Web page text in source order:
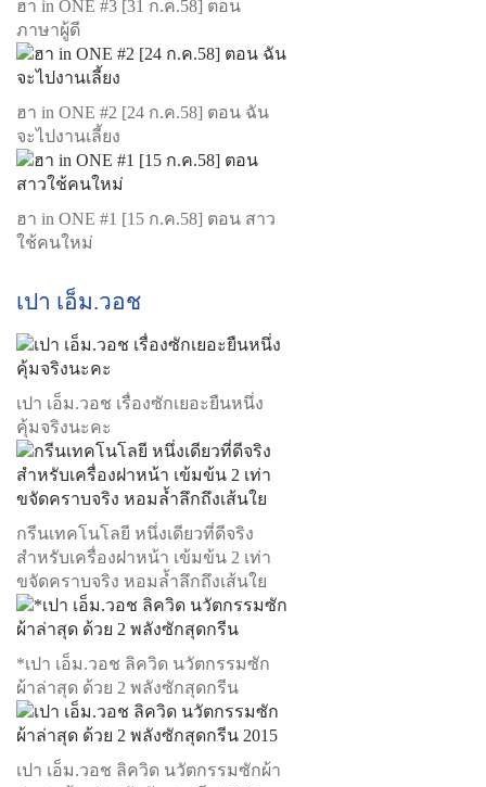
ฮา in ONE #3 [31 ก.ค.58] ตอน
ภาษาผู้ดี
ฮา in ONE #2 [24 ก.ค.58] ตอน ฉัน
จะไปงานเลี้ยง
ฮา in ONE #1 [15 ก.ค.58] ตอน สาว
ใช้คนใหม่
เปา เอ็ม.วอช
เปา เอ็ม.วอช เรื่องซักเยอะยืนหนึ่ง
คุ้มจริงนะคะ
กรีนเทคโนโลยี หนึ่งเดียวที่ดีจริง
สำหรับเครื่องฝาหน้า เข้มข้น 2 เท่า
ขจัดคราบจริง หอมล้ำลึกถึงเส้นใย
*เปา เอ็ม.วอช ลิควิด นวัตกรรมซัก
ผ้าล่าสุด ด้วย 2 พลังซักสุดกรีน
เปา เอ็ม.วอช ลิควิด นวัตกรรมซักผ้า